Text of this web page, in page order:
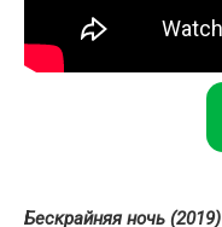
Бескрайняя ночь (2019)